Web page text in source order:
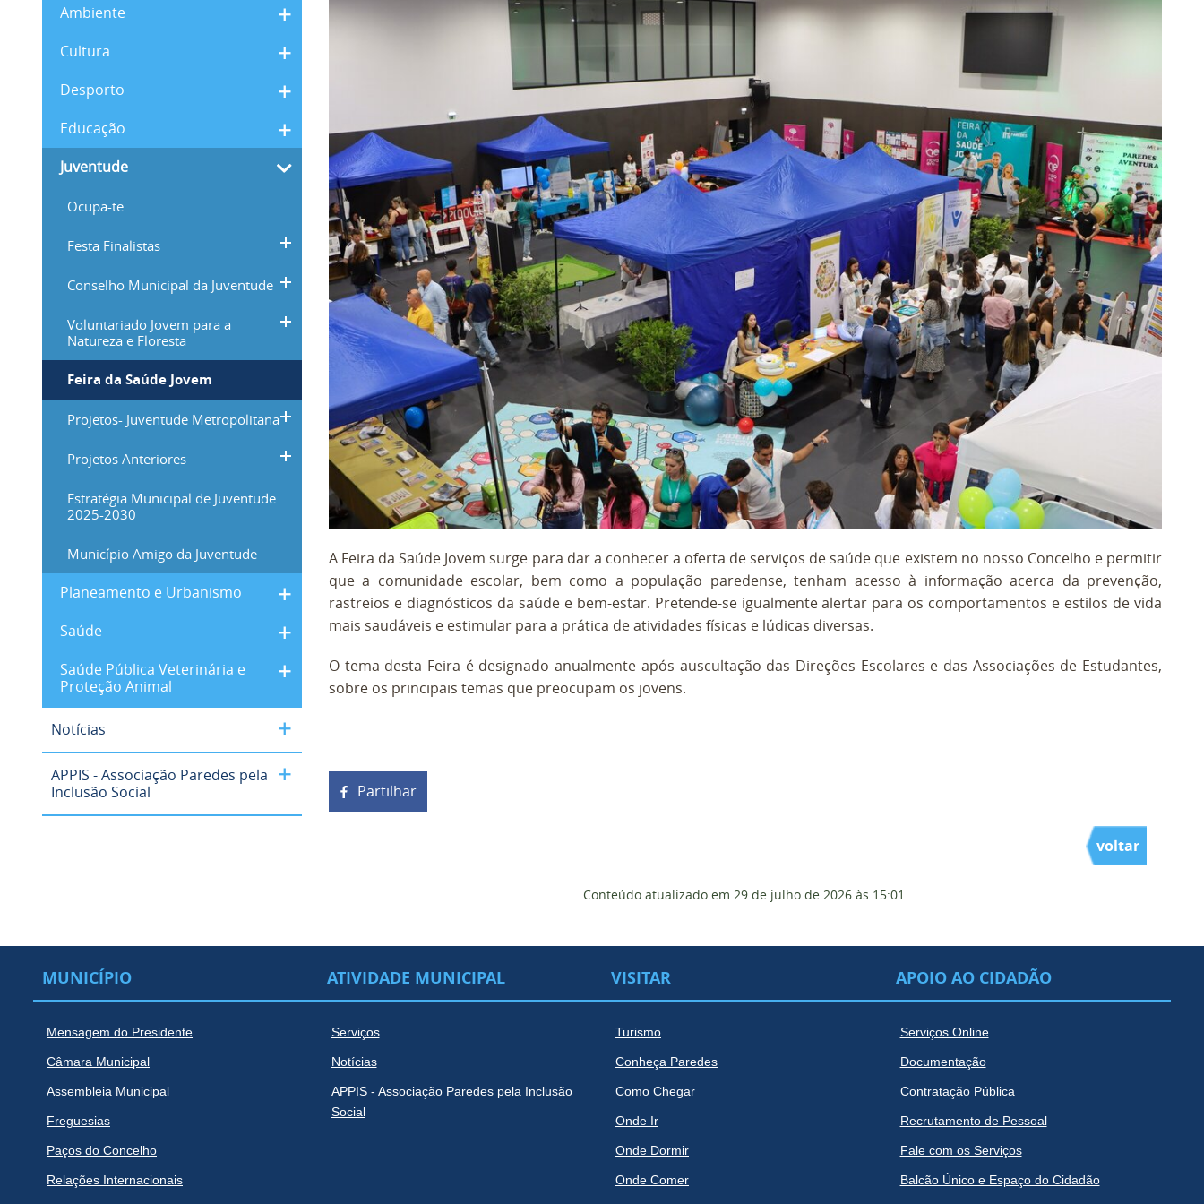
Ambiente
Cultura
Desporto
Educação
Juventude
Ocupa-te
Festa Finalistas
Conselho Municipal da Juventude
Voluntariado Jovem para a
Natureza e Floresta
Feira da Saúde Jovem
Projetos- Juventude Metropolitana
Projetos Anteriores
Estratégia Municipal de Juventude
2025-2030
Município Amigo da Juventude
Planeamento e Urbanismo
Saúde
Saúde Pública Veterinária e
Proteção Animal
Notícias
APPIS - Associação Paredes pela
Inclusão Social
A Feira da Saúde Jovem surge para dar a conhecer a oferta de serviços de saúde que existem no nosso Concelho e permitir
que a comunidade escolar, bem como a população paredense, tenham acesso à informação acerca da prevenção,
rastreios e diagnósticos da saúde e bem-estar. Pretende-se igualmente alertar para os comportamentos e estilos de vida
mais saudáveis e estimular para a prática de atividades físicas e lúdicas diversas.
O tema desta Feira é designado anualmente após auscultação das Direções Escolares e das Associações de Estudantes,
sobre os principais temas que preocupam os jovens.
Partilhar
voltar
Conteúdo atualizado em 29 de julho de 2026 às 15:01
MUNICÍPIO
Mensagem do Presidente
Câmara Municipal
Assembleia Municipal
Freguesias
Paços do Concelho
Relações Internacionais
ATIVIDADE MUNICIPAL
Serviços
Notícias
APPIS - Associação Paredes pela Inclusão
Social
VISITAR
Turismo
Conheça Paredes
Como Chegar
Onde Ir
Onde Dormir
Onde Comer
APOIO AO CIDADÃO
Serviços Online
Documentação
Contratação Pública
Recrutamento de Pessoal
Fale com os Serviços
Balcão Único e Espaço do Cidadão